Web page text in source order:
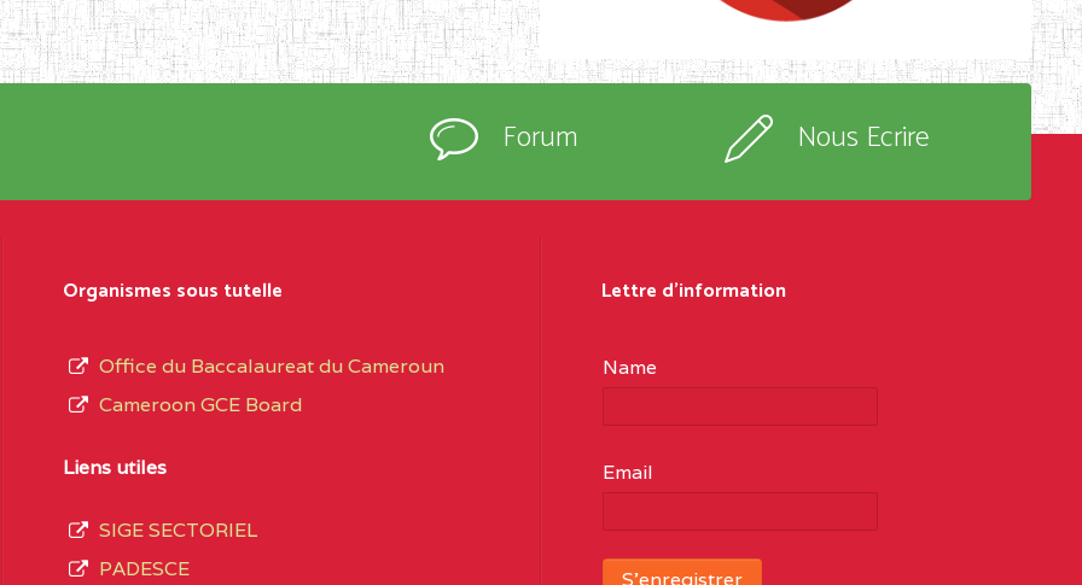
immatriculés et inscrits au
à la connaissance du grand public.
et Arrondissement ; suivent les
et d’ouverture, le nom du fondateur
sous-système, le type d’enseignement
Généralau terme des opérations
Forum Nous Ecrire
Organismes sous tutelle
Office du Baccalaureat du Cameroun
Cameroon GCE Board
Liens utiles
SIGE SECTORIEL
PADESCE
Lettre d'information
Name
Email